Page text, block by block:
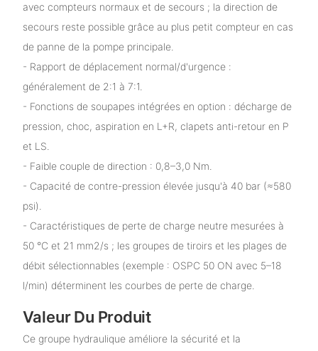
avec compteurs normaux et de secours ; la direction de
secours reste possible grâce au plus petit compteur en cas
de panne de la pompe principale.
- Rapport de déplacement normal/d'urgence :
généralement de 2:1 à 7:1.
- Fonctions de soupapes intégrées en option : décharge de
pression, choc, aspiration en L+R, clapets anti-retour en P
et LS.
- Faible couple de direction : 0,8–3,0 Nm.
- Capacité de contre-pression élevée jusqu'à 40 bar (≈580
psi).
- Caractéristiques de perte de charge neutre mesurées à
50 °C et 21 mm2/s ; les groupes de tiroirs et les plages de
débit sélectionnables (exemple : OSPC 50 ON avec 5–18
l/min) déterminent les courbes de perte de charge.
Valeur Du Produit
Ce groupe hydraulique améliore la sécurité et la